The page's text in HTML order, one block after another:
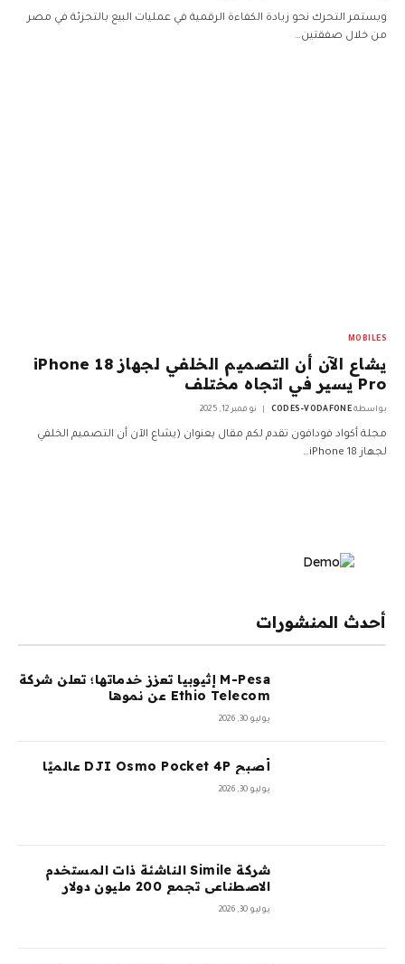
ويستمر التحرك نحو زيادة الكفاءة الرقمية في عمليات البيع بالتجزئة في مصر
من خلال صفقتين…
MOBILES
يشاع الآن أن التصميم الخلفي لجهاز iPhone 18
Pro يسير في اتجاه مختلف
بواسطة CODES-VODAFONE نوفمبر 12, 2025
مجلة أكواد فودافون تقدم لكم مقال بعنوان (يشاع الآن أن التصميم الخلفي
لجهاز iPhone 18…
أحدث المنشورات
M-Pesa إثيوبيا تعزز خدماتها؛ تعلن شركة
Ethio Telecom عن نموها
يوليو 30, 2026
أصبح DJI Osmo Pocket 4P عالميًا
يوليو 30, 2026
شركة Simile الناشئة ذات المستخدم
الاصطناعي تجمع 200 مليون دولار
السلسلة A بقيمة 100 مليون دولار
يوليو 30, 2026